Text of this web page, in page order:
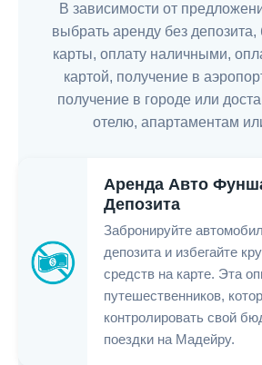
В зависимости от
выбрать аренду без депозита,
карты, оплату наличными,
картой, получение в
получение в городе или
отелю, апартаментам
Аренда Авто
Депозита
Забронируйте
депозита и избегайте
средств на карте. Эта
путешественников,
контролировать свой
поездки на Мадейру.